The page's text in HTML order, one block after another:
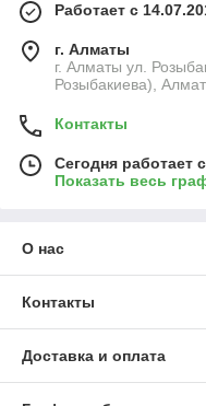
Работает с
г. Алматы
г. Алматы ул.
Розыбакиева),
Контакты
Сегодня работает
Показать весь
О нас
Контакты
Доставка и оплата